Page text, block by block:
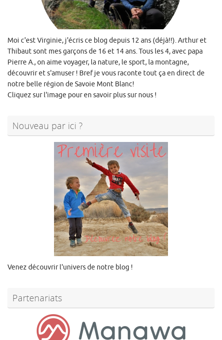
Moi c'est Virginie, j'écris ce blog depuis 12 ans (déjà!!). Arthur et
Thibaut sont mes garçons de 16 et 14 ans. Tous les 4, avec papa
Pierre A., on aime voyager, la nature, le sport, la montagne,
découvrir et s'amuser ! Bref je vous raconte tout ça en direct de
notre belle région de Savoie Mont Blanc!
Cliquez sur l'image pour en savoir plus sur nous !
Nouveau par ici ?
Venez découvrir l'univers de notre blog !
Partenariats